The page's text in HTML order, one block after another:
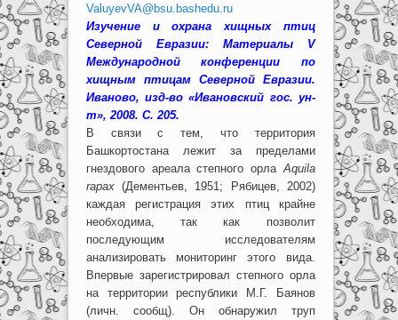
ValuyevVA@bsu.bashedu.ru
Изучение и охрана хищных птиц
Северной Евразии: Материалы V
Международной конференции по
хищным птицам Северной Евразии.
Иваново, изд-во «Ивановский гос. ун-
т», 2008. С. 205.
В связи с тем, что территория
Башкортостана лежит за пределами
гнездового ареала степного орла Aquila
rapax(Дементьев, 1951; Рябицев, 2002)
каждая регистрация этих птиц крайне
необходима, так как позволит
последующим исследователям
анализировать мониторинг этого вида.
Впервые зарегистрировал степного орла
на территории республики М.Г. Баянов
(личн. сообщ). Он обнаружил труп